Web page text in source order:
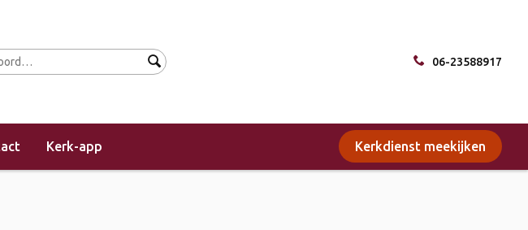
06-23588917
Kerk-app Kerkdienst meekijken